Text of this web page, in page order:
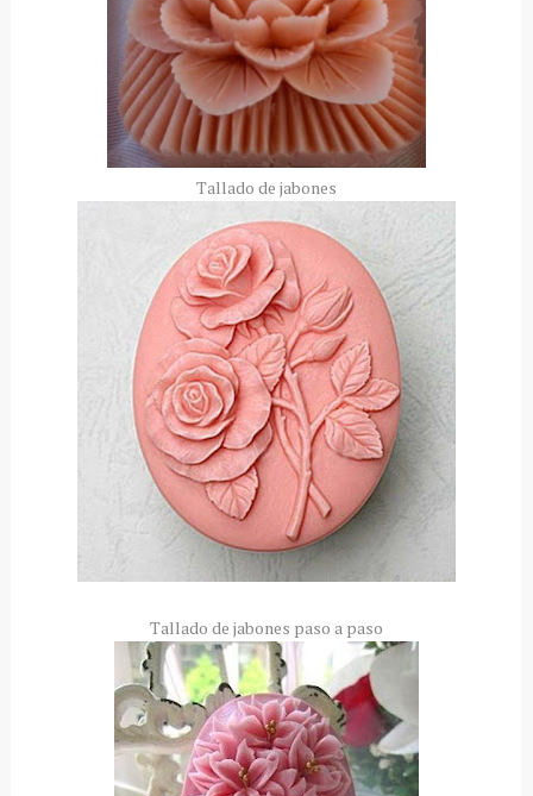
Tallado de jabones
Tallado de jabones paso a paso